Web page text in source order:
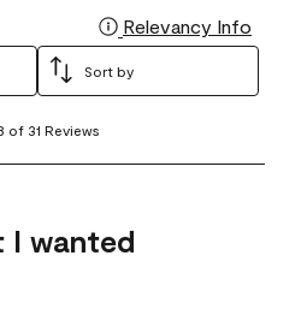
Relevancy Info
Sort by
of 31 Reviews
I wanted